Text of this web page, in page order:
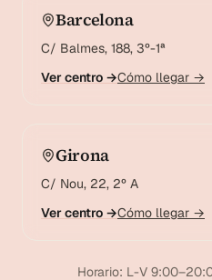
Barcelona
C/ Balmes, 188, 3º-1ª
Ver centro →Cómo llegar →
Girona
C/ Nou, 22, 2º A
Ver centro →Cómo llegar →
Horario: L-V